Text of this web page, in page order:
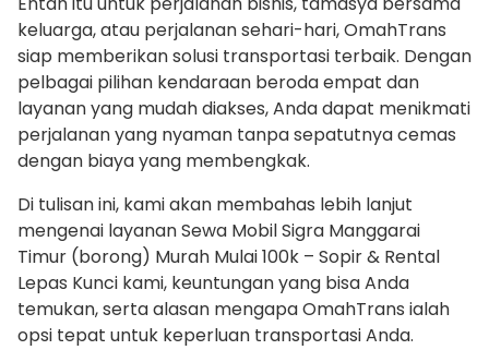
keluarga, atau perjalanan sehari-hari, OmahTrans
siap memberikan solusi transportasi terbaik. Dengan
pelbagai pilihan kendaraan beroda empat dan
layanan yang mudah diakses, Anda dapat menikmati
perjalanan yang nyaman tanpa sepatutnya cemas
dengan biaya yang membengkak.
Di tulisan ini, kami akan membahas lebih lanjut
mengenai layanan Sewa Mobil Sigra Manggarai
Timur (borong) Murah Mulai 100k – Sopir & Rental
Lepas Kunci kami, keuntungan yang bisa Anda
temukan, serta alasan mengapa OmahTrans ialah
opsi tepat untuk keperluan transportasi Anda.